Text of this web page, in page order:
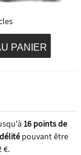
PANIER
16points de
pouvant être
€.